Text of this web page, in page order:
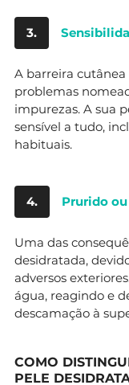
3.
A barreira cutânea
problemas
impurezas. A sua
sensível a tudo,
habituais.
4. Prurido
Uma das
desidratada,
adversos
água, reagindo e
descamação à
COMO
PELE